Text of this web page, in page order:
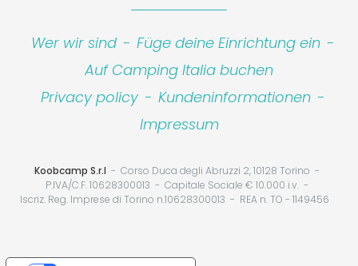
Wer wir sind - Füge deine Einrichtung ein -
Auf Camping Italia buchen
Privacy policy - Kundeninformationen -
Impressum
Koobcamp S.r.l
Corso Duca degli Abruzzi 2, 10128 Torino
P.IVA/C.F. 10628300013
Capitale Sociale € 10.000 i.v.
Iscriz. Reg. Imprese di Torino n.10628300013
REA n. TO - 1149456